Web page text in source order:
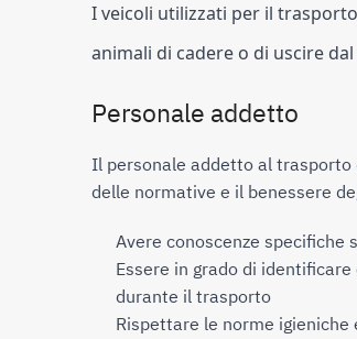
I veicoli utilizzati per il
animali di cadere o di uscire
Personale addetto
Il personale addetto al
delle normative e il benessere
Avere conoscenze
Essere in grado di
durante il trasporto
Rispettare le norme